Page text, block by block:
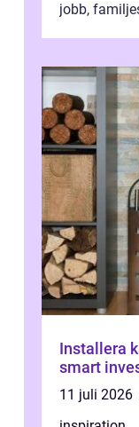
jobb,
Installera kamin
smart
11 juli 2026